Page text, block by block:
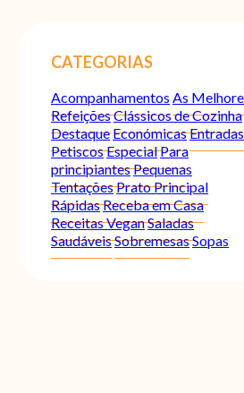
CATEGORIAS
Acompanhamentos As
RefeiçõesClássicos de Cozinha
Destaque Económicas
PetiscosEspecialPara
principiantesPequenas
TentaçõesPrato Principal
RápidasReceba em Casa
Receitas VeganSaladas
SaudáveisSobremesasSopas